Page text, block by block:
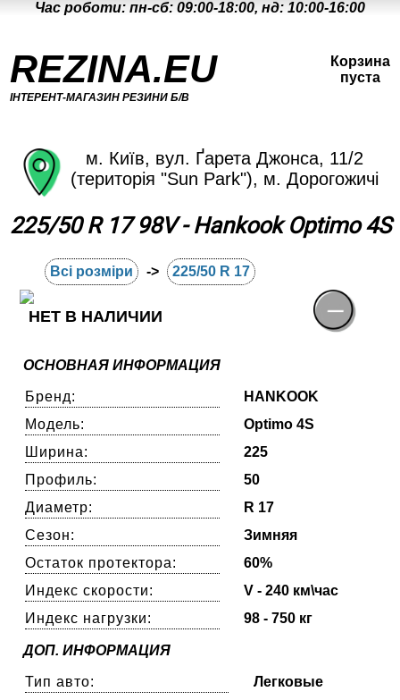
Час роботи: пн-сб: 09:00-18:00, нд: 10:00-16:00
REZINA.EU
ІНТЕРЕНТ-МАГАЗИН РЕЗИНИ Б/В
м. Київ, вул. Ґарета Джонса, 11/2
(територія "Sun Park"), м. Дорогожичі
Корзина
пуста
225/50 R 17 98V - Hankook Optimo 4S
Всі розміри -> 225/50 R 17
НЕТ В НАЛИЧИИ
ОСНОВНАЯ ИНФОРМАЦИЯ
Бренд:
HANKOOK
Модель:
Optimo 4S
Ширина:
225
Профиль:
50
Диаметр:
R 17
Сезон:
Зимняя
Остаток протектора:
60%
Индекс скорости:
V - 240 км\час
Индекс нагрузки:
98 - 750 кг
ДОП. ИНФОРМАЦИЯ
Тип авто:
Легковые